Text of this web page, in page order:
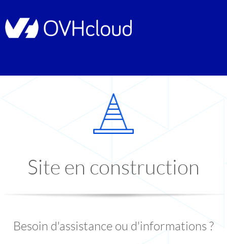
Site en construction
Besoin d'assistance ou d'informations ?